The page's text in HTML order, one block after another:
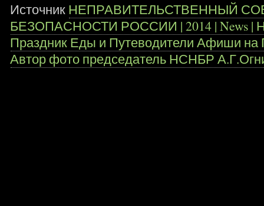
Источник НЕПРАВИТЕЛЬСТВЕННЫЙ
БЕЗОПАСНОСТИ РОССИИ | 2014 | News |
Праздник Еды и Путеводители Афиши на
Автор фото председатель НСНБР